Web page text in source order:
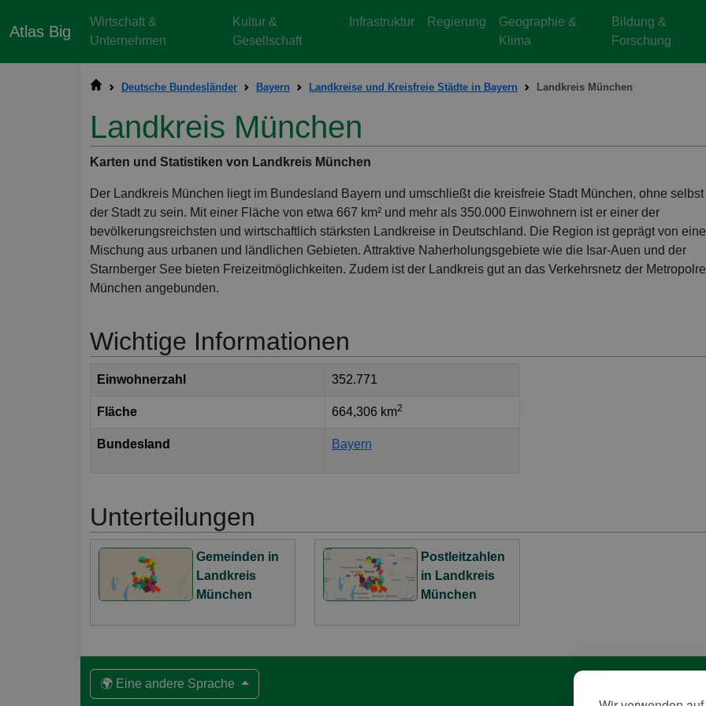
Atlas Big
Wirtschaft &
Unternehmen
Kultur &
Gesellschaft
Infrastruktur Regierung
Geographie &
Klima
Bildung &
Forschung
Deutsche Bundesländer Bayern Landkreise und Kreisfreie Städte in Bayern Landkreis München
Landkreis München
Karten und Statistiken von Landkreis München
Der Landkreis München liegt im Bundesland Bayern und umschließt die kreisfreie Stadt München, ohne selbst
der Stadt zu sein. Mit einer Fläche von etwa 667 km² und mehr als 350.000 Einwohnern ist er einer der
bevölkerungsreichsten und wirtschaftlich stärksten Landkreise in Deutschland. Die Region ist geprägt von
Mischung aus urbanen und ländlichen Gebieten. Attraktive Naherholungsgebiete wie die Isar-Auen und der
Starnberger See bieten Freizeitmöglichkeiten. Zudem ist der Landkreis gut an das Verkehrsnetz der
München angebunden.
Wichtige Informationen
Einwohnerzahl 352.771
Fläche 664,306 km2
Bundesland Bayern
Unterteilungen
Gemeinden in
Landkreis
München
Postleitzahlen
in Landkreis
München
🌍 Eine andere Sprache